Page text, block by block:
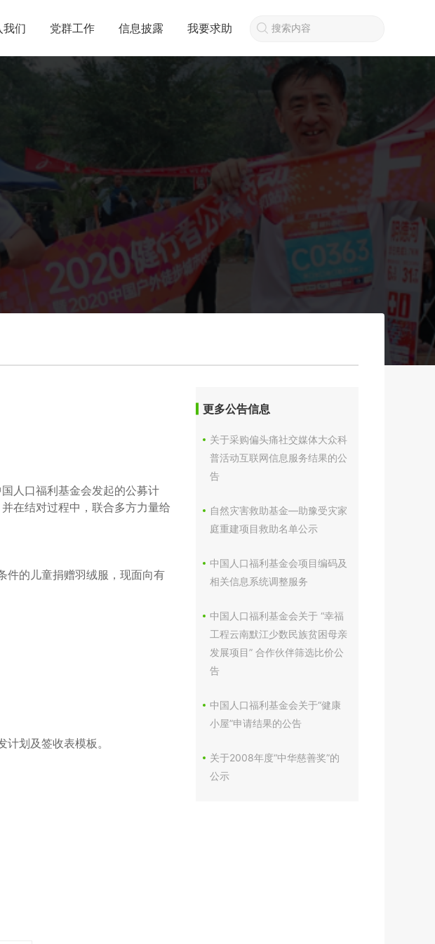
我们 党群工作 信息披露 我要求助
国人口福利基金会发起的公募计
在结对过程中，联合多方力量给
件的儿童捐赠羽绒服，现面向有
划及签收表模板。
更多公告信息
关于采购偏头痛社交媒体大众科
普活动互联网信息服务结果的公
告
自然灾害救助基金—助豫受灾家
庭重建项目救助名单公示
中国人口福利基金会项目编码及
相关信息系统调整服务
中国人口福利基金会关于 “幸福
工程云南默江少数民族贫困母亲
发展项目” 合作伙伴筛选比价公
告
中国人口福利基金会关于“健康
小屋”申请结果的公告
关于2008年度“中华慈善奖”的
公示